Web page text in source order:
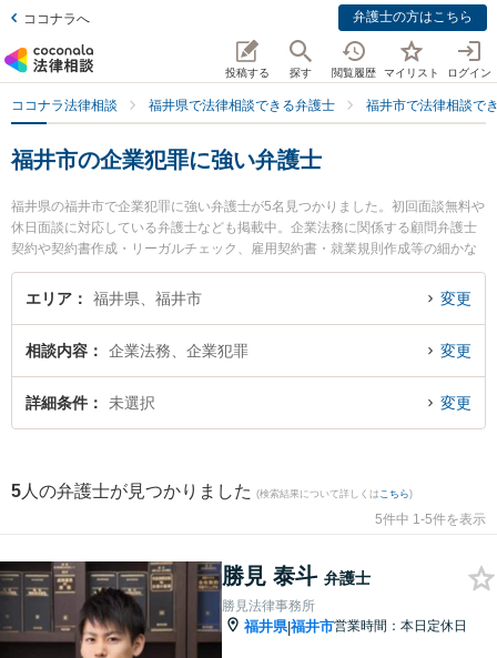
ココナラへ 弁護士の方はこちら
投稿する 探す 閲覧履歴 マイリスト ログイン
ココナラ法律相談 福井県で法律相談できる弁護士 福井市で法律相談で
福井市の企業犯罪に強い弁護士
福井県の福井市で企業犯罪に強い弁護士が5名見つかりました。初回面談無料や
休日面談に対応している弁護士なども掲載中。企業法務に関係する顧問弁護士
契約や契約書作成・リーガルチェック、雇用契約書・就業規則作成等の細かな
分野での絞り込み検索もでき便利です。特に勝見法律事務所の勝見 泰斗弁護士
や吉浦・前田法律事務所の吉浦 勝正弁護士、弁護士法人ふくい総合法律事務所
に相談したい』『企業犯罪のトラブル解決の実績豊富な近くの弁護士を検索し
たい』『初回相談無料で企業犯罪を法律相談できる福井市内の弁護士に相談予
約したい』などでお困りの相談者さんにおすすめです。
エリア 福井県、福井市 変更
相談内容 企業法務、企業犯罪 変更
詳細条件 未選択 変更
5 人の弁護士が見つかりました (検索結果について詳しくは こちら)
5件中 1-5件を表示
勝見 泰斗 弁護士
勝見法律事務所
福井県|福井市営業時間：本日定休日